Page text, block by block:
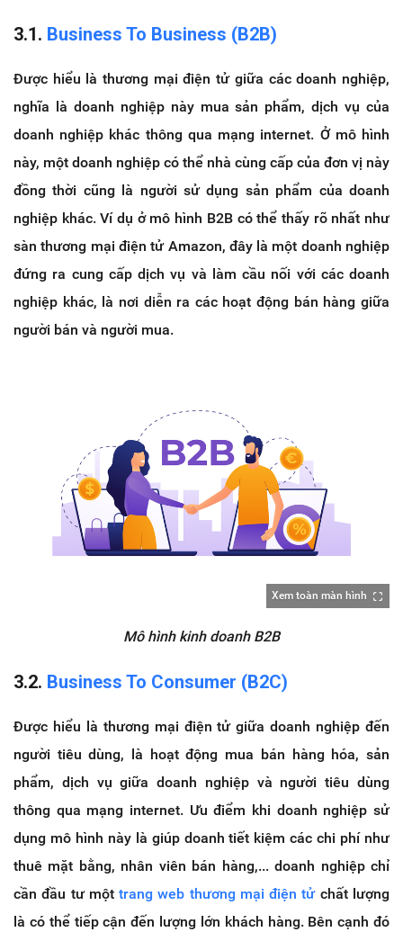
3.1. Business To Business (B2B)
Được hiểu là thương mại điện tử giữa các doanh nghiệp,
nghĩa là doanh nghiệp này mua sản phẩm, dịch vụ của
doanh nghiệp khác thông qua mạng internet. Ở mô hình
này, một doanh nghiệp có thể nhà cùng cấp của đơn vị này
đồng thời cũng là người sử dụng sản phẩm của doanh
nghiệp khác. Ví dụ ở mô hình B2B có thể thấy rõ nhất như
sàn thương mại điện tử Amazon, đây là một doanh nghiệp
đứng ra cung cấp dịch vụ và làm cầu nối với các doanh
nghiệp khác, là nơi diễn ra các hoạt động bán hàng giữa
người bán và người mua.
Xem toàn màn hình
Mô hình kinh doanh B2B
3.2. Business To Consumer (B2C)
Được hiểu là thương mại điện tử giữa doanh nghiệp đến
người tiêu dùng, là hoạt động mua bán hàng hóa, sản
phẩm, dịch vụ giữa doanh nghiệp và người tiêu dùng
thông qua mạng internet. Ưu điểm khi doanh nghiệp sử
dụng mô hình này là giúp doanh tiết kiệm các chi phí như
thuê mặt bằng, nhân viên bán hàng,... doanh nghiệp chỉ
cần đầu tư mộttrang web thương mại điện tửchất lượng
là có thể tiếp cận đến lượng lớn khách hàng. Bên cạnh đó